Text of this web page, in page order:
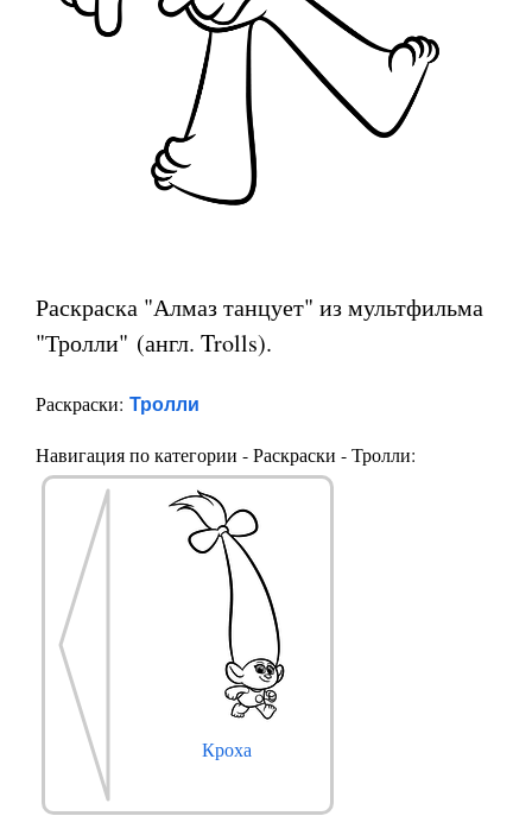
Раскраска "Алмаз танцует" из мультфильма
"Тролли" (англ. Trolls).
Раскраски: Тролли
Навигация по категории - Раскраски - Тролли:
Кроха